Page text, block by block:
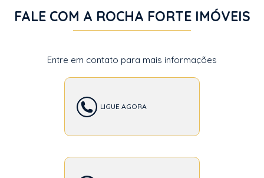
FALE COM A ROCHA FORTE IMÓVEIS
Entre em contato para mais informações
LIGUE AGORA